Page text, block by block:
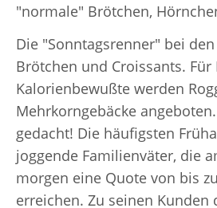
"normale" Brötchen,
Die "Sonntagsrenner" bei
Brötchen und Croissants.
Kalorienbewußte werden
Mehrkorngebäcke
gedacht! Die häufigsten
joggende Familienväter, die
morgen eine Quote von bis
erreichen. Zu seinen Kunden